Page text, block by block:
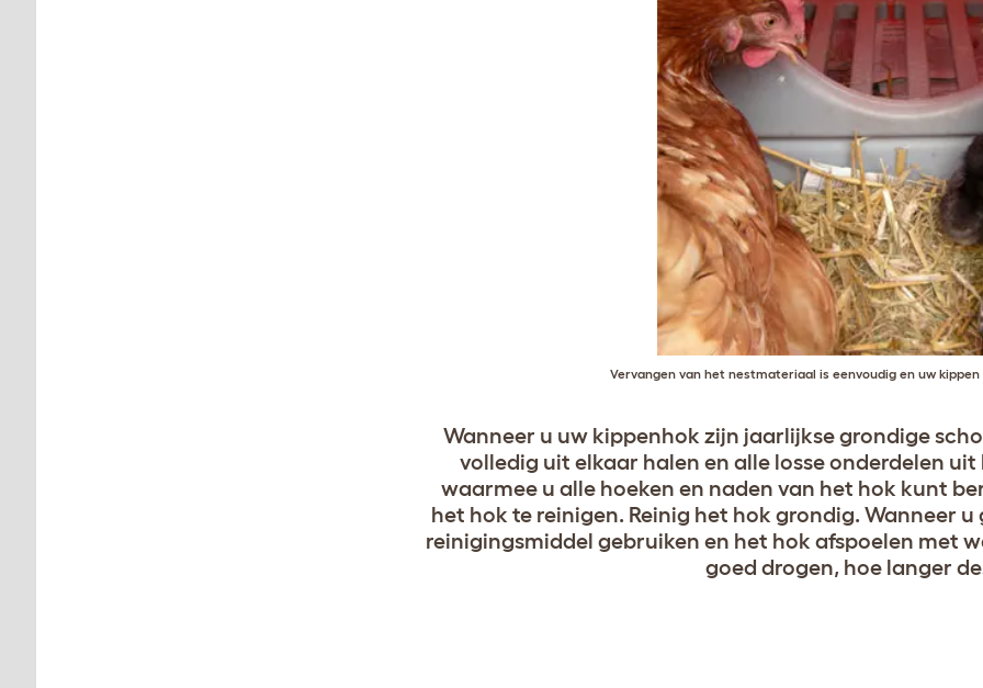
Vervangen van het nestmateriaal is eenvoudig en uw
Wanneer u uw kippenhok zijn jaarlijkse grondige
volledig uit elkaar halen en alle losse onderdelen
waarmee u alle hoeken en naden van het hok kunt
het hok te reinigen. Reinig het hok grondig. Wanneer
reinigingsmiddel gebruiken en het hok afspoelen met
goed drogen, hoe langer